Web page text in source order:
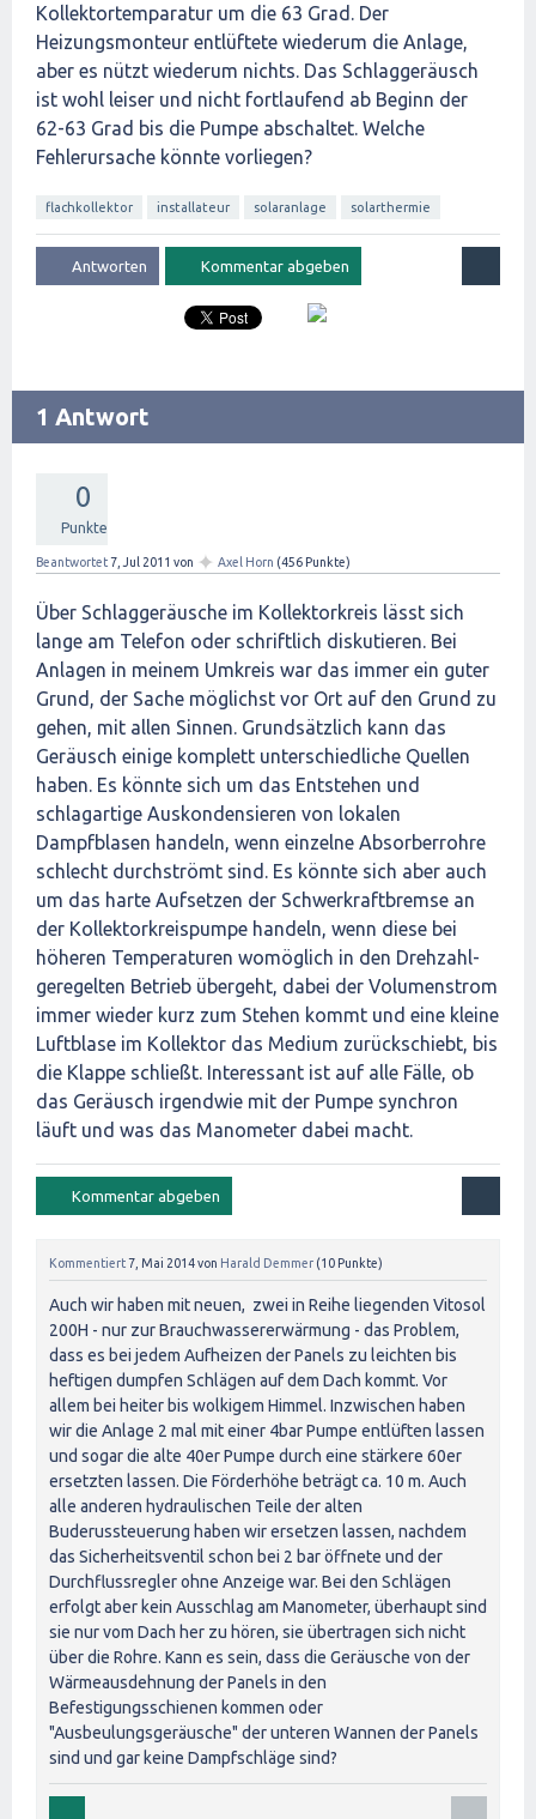
Kollektortemparatur um die 63 Grad. Der
Heizungsmonteur entlüftete wiederum die Anlage,
aber es nützt wiederum nichts. Das Schlaggeräusch
ist wohl leiser und nicht fortlaufend ab Beginn der
62-63 Grad bis die Pumpe abschaltet. Welche
Fehlerursache könnte vorliegen?
flachkollektor installateur solaranlage solarthermie
1 Antwort
0
Punkte
Beantwortet7, Jul 2011 von ✦ Axel Horn (456 Punkte)
Über Schlaggeräusche im Kollektorkreis lässt sich
lange am Telefon oder schriftlich diskutieren. Bei
Anlagen in meinem Umkreis war das immer ein guter
Grund, der Sache möglichst vor Ort auf den Grund zu
gehen, mit allen Sinnen. Grundsätzlich kann das
Geräusch einige komplett unterschiedliche Quellen
haben. Es könnte sich um das Entstehen und
schlagartige Auskondensieren von lokalen
Dampfblasen handeln, wenn einzelne Absorberrohre
schlecht durchströmt sind. Es könnte sich aber auch
um das harte Aufsetzen der Schwerkraftbremse an
der Kollektorkreispumpe handeln, wenn diese bei
höheren Temperaturen womöglich in den Drehzahl-
geregelten Betrieb übergeht, dabei der Volumenstrom
immer wieder kurz zum Stehen kommt und eine kleine
Luftblase im Kollektor das Medium zurückschiebt, bis
die Klappe schließt. Interessant ist auf alle Fälle, ob
das Geräusch irgendwie mit der Pumpe synchron
läuft und was das Manometer dabei macht.
Kommentiert7, Mai 2014von Harald Demmer (10 Punkte)
Auch wir haben mit neuen, zwei in Reihe liegenden Vitosol
200H - nur zur Brauchwassererwärmung - das Problem,
dass es bei jedem Aufheizen der Panels zu leichten bis
heftigen dumpfen Schlägen auf dem Dach kommt. Vor
allem bei heiter bis wolkigem Himmel. Inzwischen haben
wir die Anlage 2 mal mit einer 4bar Pumpe entlüften lassen
und sogar die alte 40er Pumpe durch eine stärkere 60er
ersetzten lassen. Die Förderhöhe beträgt ca. 10 m. Auch
alle anderen hydraulischen Teile der alten
Buderussteuerung haben wir ersetzen lassen, nachdem
das Sicherheitsventil schon bei 2 bar öffnete und der
Durchflussregler ohne Anzeige war. Bei den Schlägen
erfolgt aber kein Ausschlag am Manometer, überhaupt sind
sie nur vom Dach her zu hören, sie übertragen sich nicht
über die Rohre. Kann es sein, dass die Geräusche von der
Wärmeausdehnung der Panels in den
Befestigungsschienen kommen oder
"Ausbeulungsgeräusche" der unteren Wannen der Panels
sind und gar keine Dampfschläge sind?